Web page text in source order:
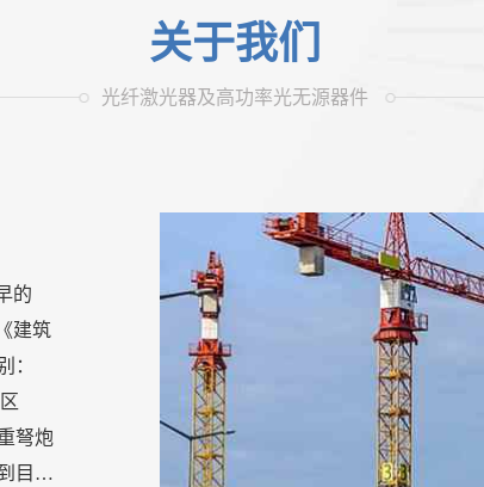
关于我们
光纤激光器及高功率光无源器件
的
建筑
：
弩炮
目的